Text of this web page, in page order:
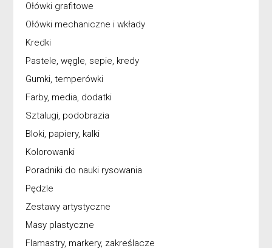
Ołówki grafitowe
Ołówki mechaniczne i wkłady
Kredki
Pastele, węgle, sepie, kredy
Gumki, temperówki
Farby, media, dodatki
Sztalugi, podobrazia
Bloki, papiery, kalki
Kolorowanki
Poradniki do nauki rysowania
Pędzle
Zestawy artystyczne
Masy plastyczne
Flamastry, markery, zakreślacze